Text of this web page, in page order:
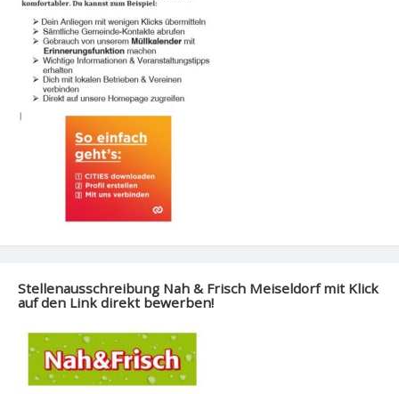
Stellenausschreibung Nah & Frisch Meiseldorf mit Klick
auf den Link direkt bewerben!